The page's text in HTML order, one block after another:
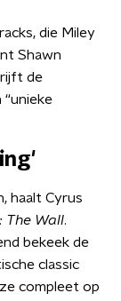
die Miley
Shawn
de
“unieke
haalt Cyrus
The Wall.
bekeek de
classic
compleet op